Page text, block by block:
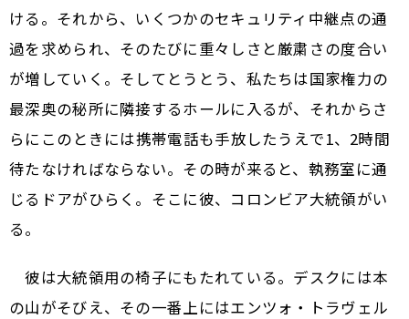
ける。それから、いくつかのセキュリティ中継点の通
過を求められ、そのたびに重々しさと厳粛さの度合い
が増していく。そしてとうとう、私たちは国家権力の
最深奥の秘所に隣接するホールに入るが、それからさ
らに――このときには携帯電話も手放したうえで――1、2時間
待たなければならない。その時が来ると、執務室に通
じるドアがひらく。そこに彼、コロンビア大統領がい
る。
彼は大統領用の椅子にもたれている。デスクには本
の山がそびえ、その一番上にはエンツォ・トラヴェル